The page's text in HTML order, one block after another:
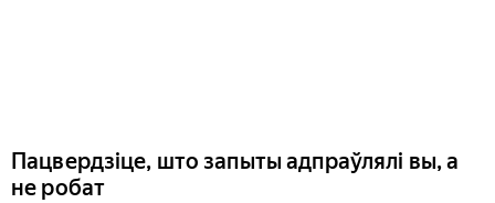
Пацвердзіце, што запыты адпраўлялі вы, а
не робат